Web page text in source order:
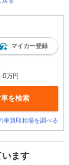
マイカー登録
.0万円
を検索
車買取相場を調べる
ます